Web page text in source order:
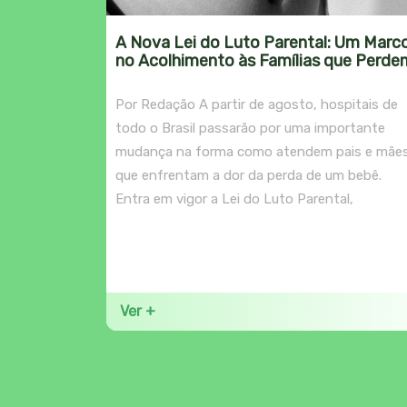
A Nova Lei do Luto Parental: Um
no Acolhimento às Famílias que
Por Redação A partir de agosto, hospitais de
todo o Brasil passarão por uma importante
mudança na forma como atendem pais e
que enfrentam a dor da perda de um bebê.
Entra em vigor a Lei do Luto Parental,
Ver +